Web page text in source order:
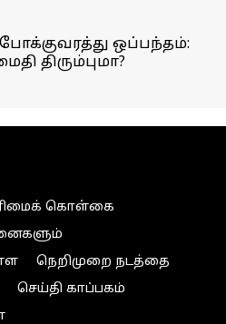
ஒப்பந்தம்:
திரும்புமா?
கொள்கை
நெறிமுறை நடத்தை
செய்தி காப்பகம்